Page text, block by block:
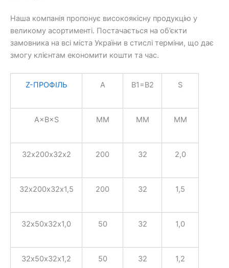
Наша компанія пропонує високоякісну продукцію у
великому асортименті. Постачається на об’єкти
замовника на всі міста України в стислі терміни, що дає
змогу клієнтам економити кошти та час.
Z-ПРОФІЛЬ A B1=B2 S
A×B×S ММ ММ ММ
32х200х32х2 200 32 2,0
32х200х32х1,5 200 32 1,5
32х50х32х1,0 50 32 1,0
32х50х32х1,2 50 32 1,2